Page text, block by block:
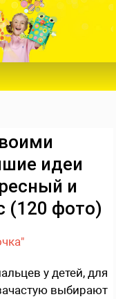
идеи
и
(120 фото)
у детей, для
выбирают